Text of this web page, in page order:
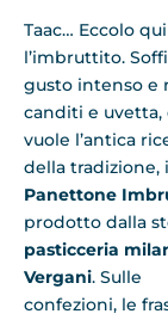
Taac… Eccolo qui
l’imbruttito.
gusto intenso e
canditi e uvetta,
vuole l’antica
della tradizione,
Panettone
prodotto dalla
pasticceria
Vergani. Sulle
confezioni, le